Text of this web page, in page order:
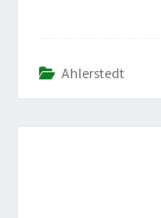
Ahlerstedt